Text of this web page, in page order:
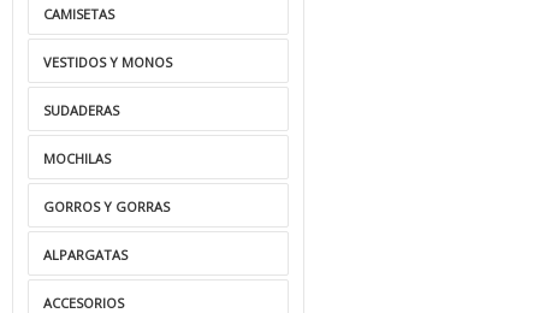
CAMISETAS
VESTIDOS Y MONOS
SUDADERAS
MOCHILAS
GORROS Y GORRAS
ALPARGATAS
ACCESORIOS